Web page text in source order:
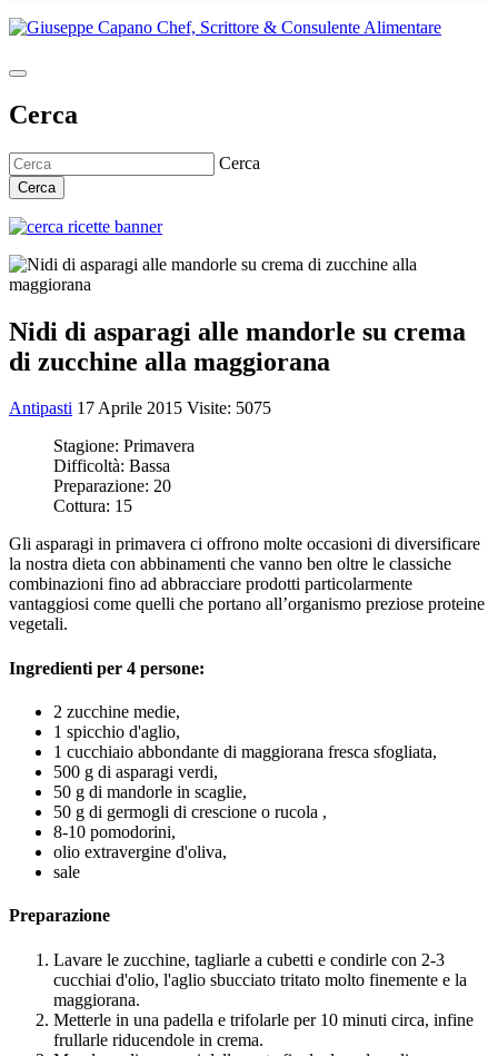
Cerca
Cerca
Cerca
Nidi di asparagi alle mandorle su crema
di zucchine alla maggiorana
Antipasti 17 Aprile 2015 Visite: 5075
Stagione: Primavera
Difficoltà: Bassa
Preparazione: 20
Cottura: 15
Gli asparagi in primavera ci offrono molte occasioni di diversificare
la nostra dieta con abbinamenti che vanno ben oltre le classiche
combinazioni fino ad abbracciare prodotti particolarmente
vantaggiosi come quelli che portano all’organismo preziose proteine
vegetali.
Ingredienti per 4 persone:
2 zucchine medie,
1 spicchio d'aglio,
1 cucchiaio abbondante di maggiorana fresca sfogliata,
500 g di asparagi verdi,
50 g di mandorle in scaglie,
50 g di germogli di crescione o rucola ,
8-10 pomodorini,
olio extravergine d'oliva,
sale
Preparazione
Lavare le zucchine, tagliarle a cubetti e condirle con 2-3
cucchiai d'olio, l'aglio sbucciato tritato molto finemente e la
maggiorana.
Metterle in una padella e trifolarle per 10 minuti circa, infine
frullarle riducendole in crema.